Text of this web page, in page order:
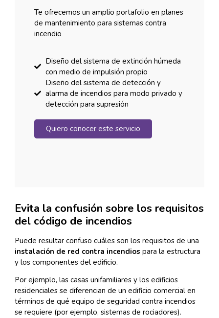
Te ofrecemos un amplio portafolio en planes
de mantenimiento para sistemas contra
incendio
Diseño del sistema de extinción húmeda
con medio de impulsión propio
Diseño del sistema de detección y
alarma de incendios para modo privado y
detección para supresión
Quiero conocer este servicio
Evita la confusión sobre los requisitos
del código de incendios
Puede resultar confuso cuáles son los requisitos de una
instalación de red contra incendios para la estructura
y los componentes del edificio.
Por ejemplo, las casas unifamiliares y los edificios
residenciales se diferencian de un edificio comercial en
términos de qué equipo de seguridad contra incendios
se requiere (por ejemplo, sistemas de rociadores).